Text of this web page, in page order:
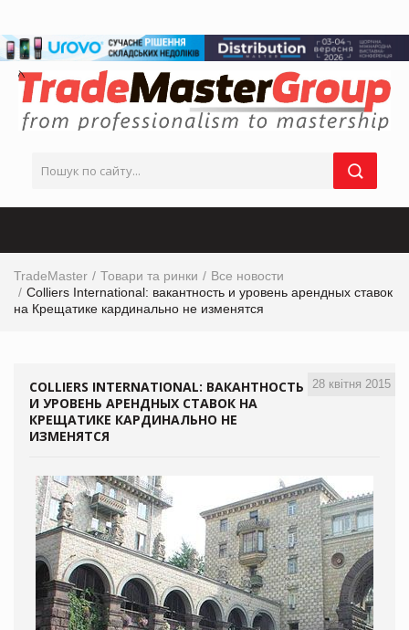
TradeMaster Товари та ринки
Все новости
Colliers International: вакантность и уровень арендных ставок
на Крещатике кардинально не изменятся
28 квітня 2015
COLLIERS INTERNATIONAL: ВАКАНТНОСТЬ
И УРОВЕНЬ АРЕНДНЫХ СТАВОК НА
КРЕЩАТИКЕ КАРДИНАЛЬНО НЕ
ИЗМЕНЯТСЯ